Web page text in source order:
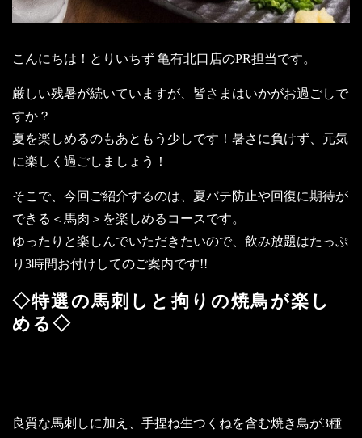
こんにちは！とりいちず 亀有北口店のPR担当です。
厳しい残暑が続いていますが、皆さまはいかがお過ごしで
すか？
夏を楽しめるのもあともう少しです！暑さに負けず、元気
に楽しく過ごしましょう！
そこで、今回ご紹介するのは、夏バテ防止や回復に期待が
できる＜馬肉＞を楽しめるコースです。
ゆったりと楽しんでいただきたいので、飲み放題はたっぷ
り3時間お付けしてのご案内です!!
◇特選の馬刺しと拘りの焼鳥が楽し
める◇
良質な馬刺しに加え、手捏ね生つくねを含む焼き鳥が3種